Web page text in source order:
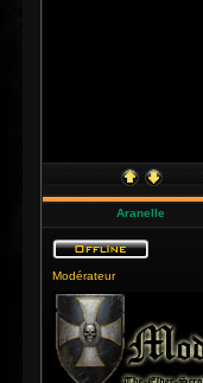
Aranelle
Modérateur